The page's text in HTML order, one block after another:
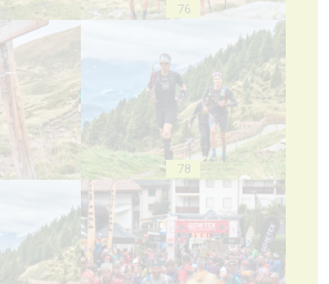
76
78